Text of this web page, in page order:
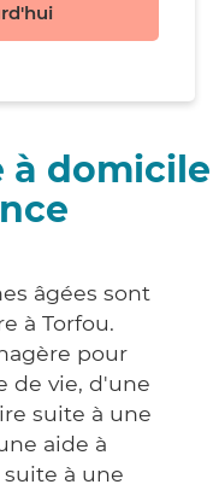
à domicile
âgées sont
à Torfou.
pour
de vie, d'une
suite à une
aide à
à une